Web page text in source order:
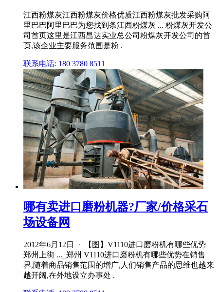
江西粉煤灰江西粉煤灰价格优质江西粉煤灰批发采购阿
里巴巴阿里巴巴为您找到条江西粉煤灰 ... 粉煤灰开发公
司首页这里是江西昌达实业总公司粉煤灰开发公司的首
页,该企业主要服务范围是粉 .
联系电话: 180 3780 8511
哪有卖进口磨粉机器?厂家/价格采石
场设备网
2012年6月12日 · 【图】V1110进口磨粉机有哪些优势
郑州上街 ..._郑州 V1110进口磨粉机有哪些优势在销售
界,随着商品销售范围的增广,人们销售产品的思维也越来
越开阔,在外地设立办事处 .